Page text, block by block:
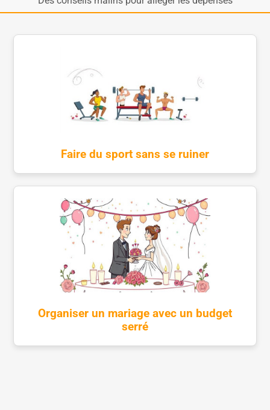
Faire du sport sans se ruiner
Organiser un mariage avec un budget
serré